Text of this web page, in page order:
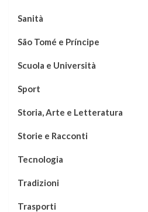
Sanità
São Tomé e Príncipe
Scuola e Università
Sport
Storia, Arte e Letteratura
Storie e Racconti
Tecnologia
Tradizioni
Trasporti